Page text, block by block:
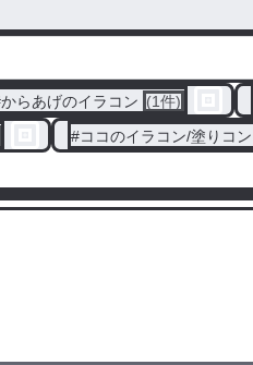
からあげのイラコン (1件)
#ココのイラコン/塗りコン